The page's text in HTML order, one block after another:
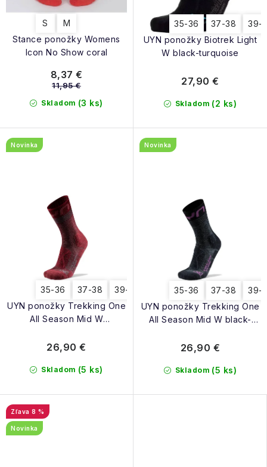
Stance ponožky Womens
Icon No Show coral
S M
Skladom (3 ks)
8,37 €
11,95 €
UYN ponožky Biotrek Light
W black-turquoise
35-36 37-38 39-
Skladom (2 ks)
27,90 €
UYN ponožky Trekking One
All Season Mid W
Novinka
35-36 37-38 39-40
Skladom (5 ks)
26,90 €
UYN ponožky Trekking One
All Season Mid W black-
Novinka
35-36 37-38 39-
Skladom (5 ks)
26,90 €
8 %
Novinka